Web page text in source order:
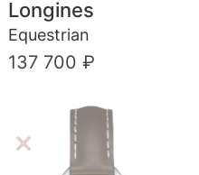
Longines
Equestrian
137 700 ₽